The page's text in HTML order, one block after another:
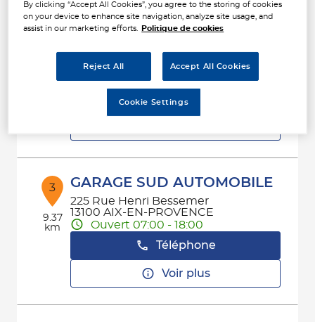
2
FEM LES PENNES
MIRABEAU
15 AVENUE LAMARTINE
13170 LES PENNES MIRABEAU
Fermé actuellement
Téléphone
3
9.37
km
GARAGE SUD AUTOMOBILE
225 Rue Henri Bessemer
13100 AIX-EN-PROVENCE
Ouvert 07:00 - 18:00
Téléphone
Voir plus
By clicking “Accept All Cookies”, you agree to the storing of cookies
on your device to enhance site navigation, analyze site usage, and
assist in our marketing efforts.
Politique de cookies
Reject All Accept All Cookies
Cookie Settings